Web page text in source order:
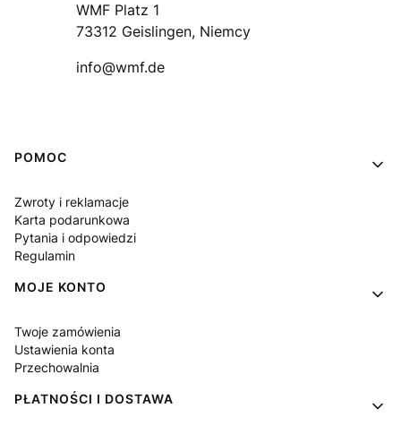
WMF Platz 1
73312 Geislingen, Niemcy
info@wmf.de
Linki w stopce
POMOC
Zwroty i reklamacje
Karta podarunkowa
Pytania i odpowiedzi
Regulamin
MOJE KONTO
Twoje zamówienia
Ustawienia konta
Przechowalnia
PŁATNOŚCI I DOSTAWA